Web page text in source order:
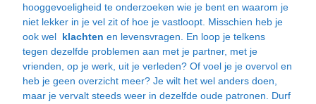
hooggevoeligheid te onderzoeken wie je bent en waarom je
niet lekker in je vel zit of hoe je vastloopt. Misschien heb je
ook wel klachten en levensvragen. En loop je telkens
tegen dezelfde problemen aan met je partner, met je
vrienden, op je werk, uit je verleden? Of voel je je overvol en
heb je geen overzicht meer? Je wilt het wel anders doen,
maar je vervalt steeds weer in dezelfde oude patronen. Durf